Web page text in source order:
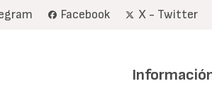
Facebook X - Twitter